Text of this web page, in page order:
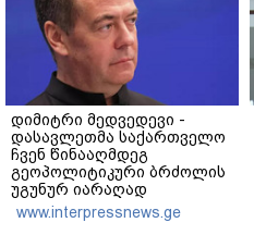
დიმიტრი მედვედევი -
დასავლეთმა საქართველო
ჩვენ წინააღმდეგ
გეოპოლიტიკური ბრძოლის
უგუნურ იარაღად
გამოიყენა იმ მომენტში,
როდესაც ეს მისთვის
www.interpressnews.ge